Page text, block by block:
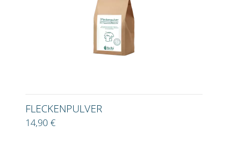
FLECKENPULVER
14,90 €